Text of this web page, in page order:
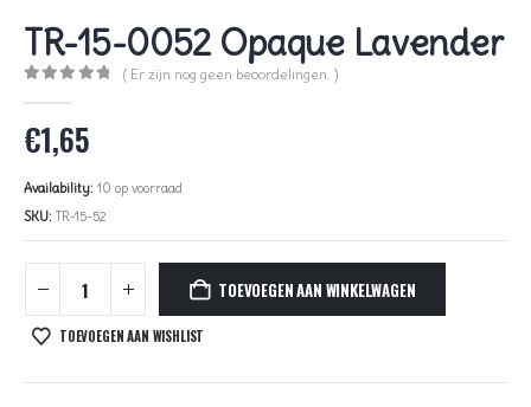
TR-15-0052 Opaque Lavender
( Er zijn nog geen beoordelingen. )
€1,65
Availability: 10 op voorraad
SKU: TR-15-52
TOEVOEGEN AAN WINKELWAGEN
TOEVOEGEN AAN WISHLIST